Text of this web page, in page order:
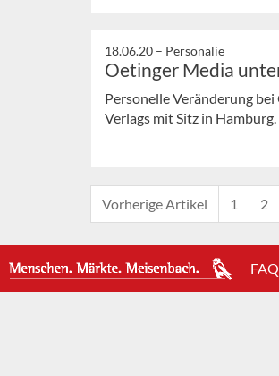
18.06.20 – Personalie
Oetinger Media
Personelle Veränderung
Verlags mit Sitz in Hamburg.
Vorherige Artikel 1 2
FAQ